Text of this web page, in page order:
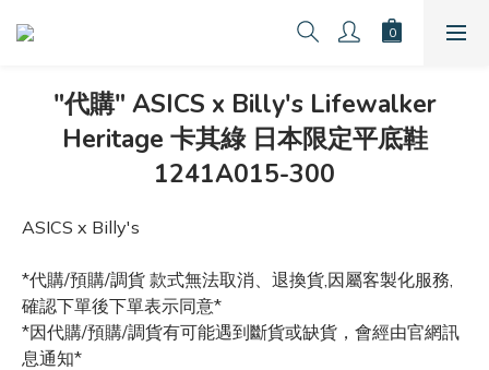
"代購" ASICS x Billy's Lifewalker
Heritage 卡其綠 日本限定平底鞋
1241A015-300
ASICS x Billy's
*代購/預購/調貨 款式無法取消、退換貨,因屬客製化服務,
確認下單後下單表示同意*
*因代購/預購/調貨有可能遇到斷貨或缺貨，會經由官網訊
息通知*